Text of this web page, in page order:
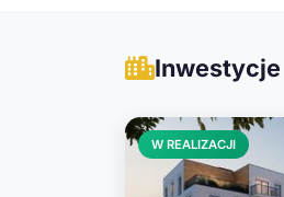
Inwestycje
W REALIZACJI